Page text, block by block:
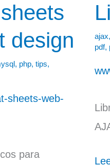
design
, php, tips,
sheets-web-
para
ajax,
pdf,